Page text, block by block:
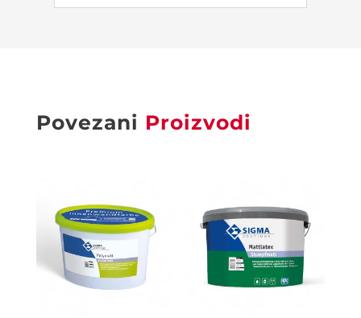
Povezani Proizvodi